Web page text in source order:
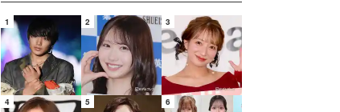
1 2 3
4 5 6